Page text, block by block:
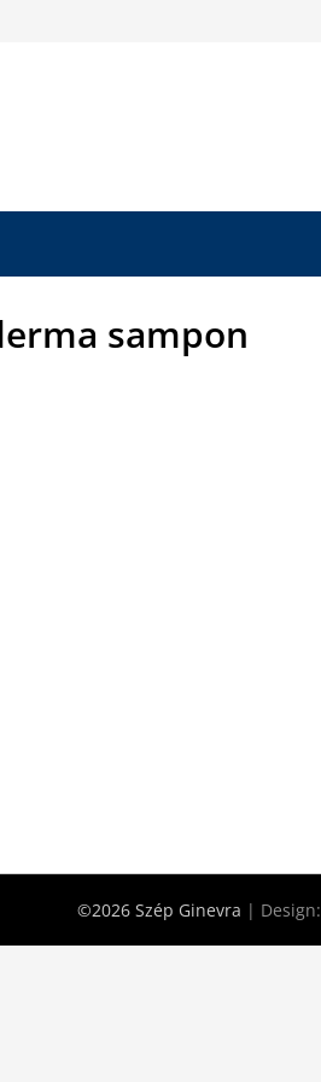
sampon
©2026 Szép Ginevra | Design: